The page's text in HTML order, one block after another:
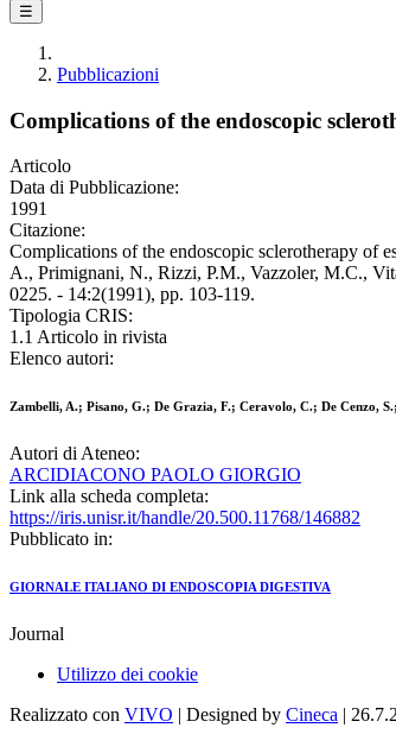
☰
Pubblicazioni
Complications of the endoscopic
Articolo
Data di Pubblicazione:
1991
Citazione:
Complications of the endoscopic sclerotherapy of
A., Primignani, N., Rizzi, P.M., Vazzoler, M.C.,
0225. - 14:2(1991), pp. 103-119.
Tipologia CRIS:
1.1 Articolo in rivista
Elenco autori:
Zambelli, A.; Pisano, G.; De Grazia, F.; Ceravolo, C.; De Cenzo,
Autori di Ateneo:
ARCIDIACONO PAOLO GIORGIO
Link alla scheda completa:
https://iris.unisr.it/handle/20.500.11768/146882
Pubblicato in:
GIORNALE ITALIANO DI ENDOSCOPIA DIGESTIVA
Journal
Utilizzo dei cookie
Realizzato con VIVO | Designed by Cineca |